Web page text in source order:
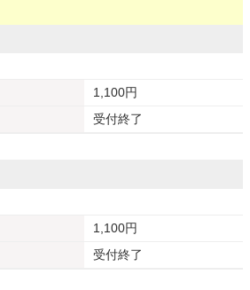
1,100円
受付終了
1,100円
受付終了